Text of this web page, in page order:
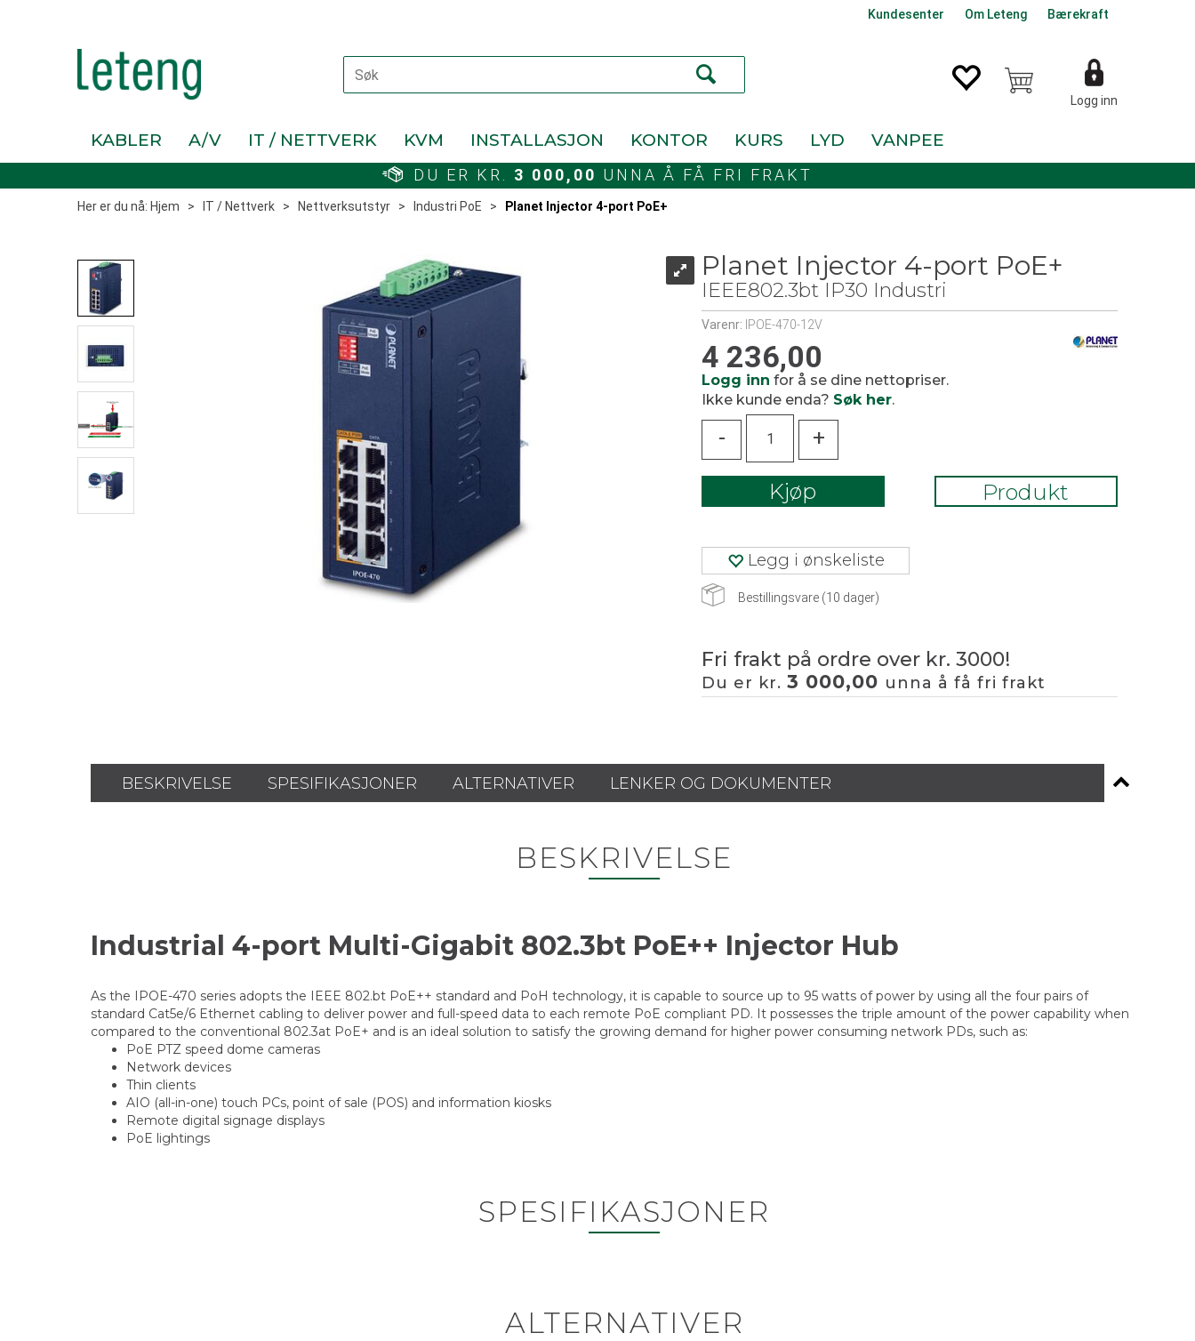
Kundesenter Om Leteng Bærekraft
Logg inn
KABLER A/V IT / NETTVERK KVM INSTALLASJON KONTOR KURS LYD VANPEE
DU ER KR. 3 000,00 UNNA Å FÅ FRI FRAKT
Her er du nå: Hjem > IT / Nettverk > Nettverksutstyr > Industri PoE > Planet Injector 4-port PoE+
Planet Injector 4-port PoE+
IEEE802.3bt IP30 Industri
Varenr: IPOE-470-12V
4 236,00
Logg inn for å se dine nettopriser.
Ikke kunde enda? Søk her.
- +
Kjøp Produkt
Legg i ønskeliste
Bestillingsvare (10 dager)
Fri frakt på ordre over kr. 3000!
Du er kr. 3 000,00 unna å få fri frakt
BESKRIVELSE SPESIFIKASJONER ALTERNATIVER LENKER OG DOKUMENTER
BESKRIVELSE
Industrial 4-port Multi-Gigabit 802.3bt PoE++ Injector Hub
As the IPOE-470 series adopts the IEEE 802.bt PoE++ standard and PoH technology, it is capable to source up to 95 watts of power by using all the four pairs of
standard Cat5e/6 Ethernet cabling to deliver power and full-speed data to each remote PoE compliant PD. It possesses the triple amount of the power capability when
compared to the conventional 802.3at PoE+ and is an ideal solution to satisfy the growing demand for higher power consuming network PDs, such as:
PoE PTZ speed dome cameras
Network devices
Thin clients
AIO (all-in-one) touch PCs, point of sale (POS) and information kiosks
Remote digital signage displays
PoE lightings
SPESIFIKASJONER
ALTERNATIVER